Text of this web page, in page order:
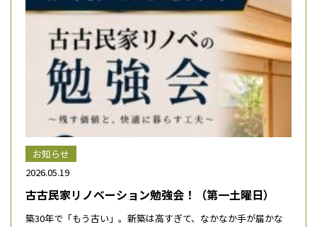
お知らせ
2026.05.19
古古民家リノベーション勉強会！（第一土曜日）
築30年で「もう古い」。新築は高すぎて、なかなか手が届かな